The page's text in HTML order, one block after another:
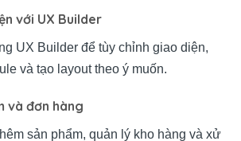
với UX Builder
UX Builder để tùy chỉnh giao diện,
và tạo layout theo ý muốn.
và đơn hàng
sản phẩm, quản lý kho hàng và xử